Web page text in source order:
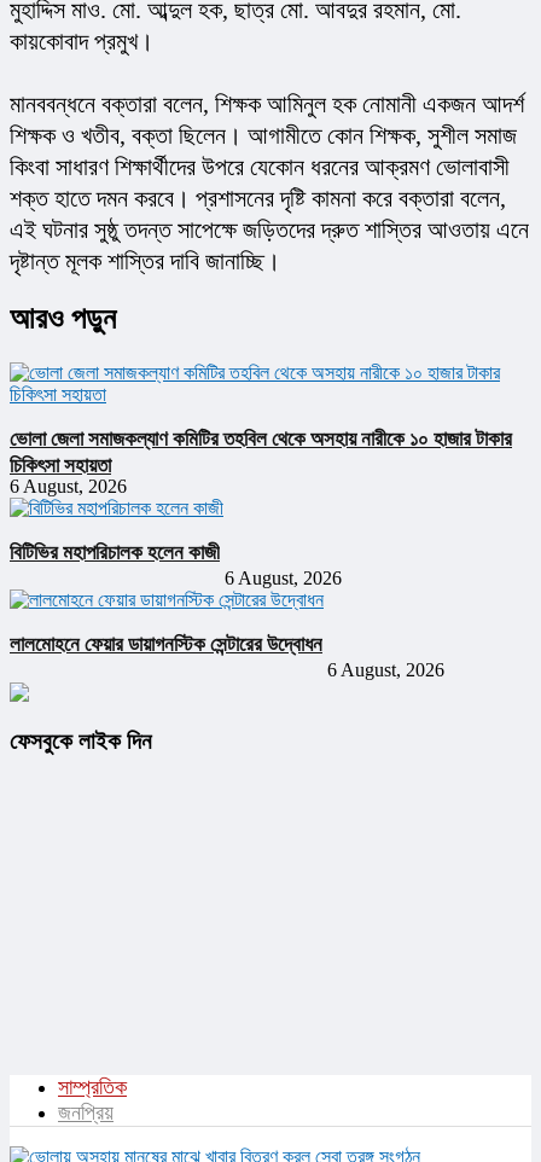
মুহাদ্দিস মাও. মো. আব্দুল হক, ছাত্র মো. আবদুর রহমান, মো.
কায়কোবাদ প্রমুখ।
মানববন্ধনে বক্তারা বলেন, শিক্ষক আমিনুল হক নোমানী একজন আদর্শ
শিক্ষক ও খতীব, বক্তা ছিলেন। আগামীতে কোন শিক্ষক, সুশীল সমাজ
কিংবা সাধারণ শিক্ষার্থীদের উপরে যেকোন ধরনের আক্রমণ ভোলাবাসী
শক্ত হাতে দমন করবে। প্রশাসনের দৃষ্টি কামনা করে বক্তারা বলেন,
এই ঘটনার সুষ্ঠু তদন্ত সাপেক্ষে জড়িতদের দ্রুত শাস্তির আওতায় এনে
দৃষ্টান্ত মূলক শাস্তির দাবি জানাচ্ছি।
আরও পড়ুন
ভোলা জেলা সমাজকল্যাণ কমিটির তহবিল থেকে অসহায় নারীকে ১০ হাজার টাকার
চিকিৎসা সহায়তা
6 August, 2026
বিটিভির মহাপরিচালক হলেন কাজী
6 August, 2026
লালমোহনে ফেয়ার ডায়াগনস্টিক সেন্টারের উদ্বোধন
6 August, 2026
ফেসবুকে লাইক দিন
সাম্প্রতিক
জনপ্রিয়